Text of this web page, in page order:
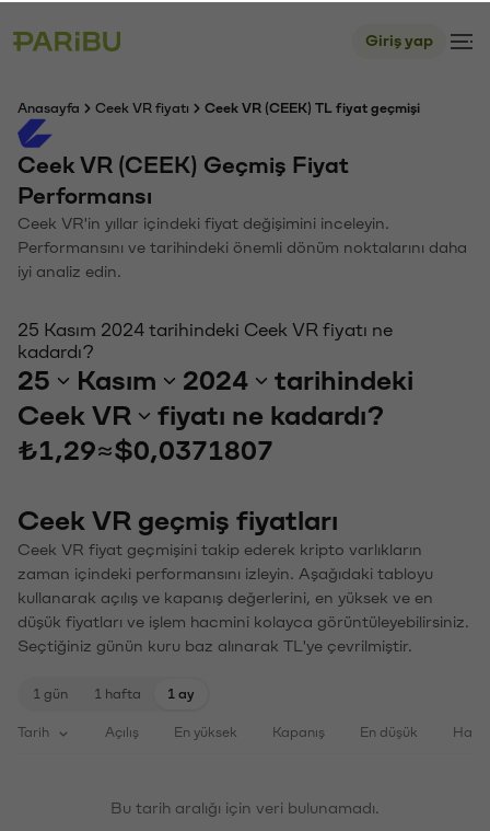
Giriş yap
Anasayfa Ceek VR fiyatı Ceek VR (CEEK) TL fiyat geçmişi
Ceek VR (CEEK) Geçmiş Fiyat
Performansı
Ceek VR'in yıllar içindeki fiyat değişimini inceleyin.
Performansını ve tarihindeki önemli dönüm noktalarını daha
iyi analiz edin.
25 Kasım 2024 tarihindeki Ceek VR fiyatı ne
kadardı?
25 Kasım 2024
tarihindeki
Ceek VR
fiyatı ne kadardı?
₺1,29≈$0,0371807
Ceek VR geçmiş fiyatları
Ceek VR fiyat geçmişini takip ederek kripto varlıkların
zaman içindeki performansını izleyin. Aşağıdaki tabloyu
kullanarak açılış ve kapanış değerlerini, en yüksek ve en
düşük fiyatları ve işlem hacmini kolayca görüntüleyebilirsiniz.
Seçtiğiniz günün kuru baz alınarak TL'ye çevrilmiştir.
1 gün 1 hafta 1 ay
Tarih Açılış En yüksek Kapanış En düşük
Bu tarih aralığı için veri bulunamadı.